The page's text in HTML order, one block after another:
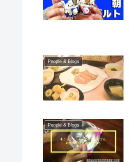
People & Blogs
People & Blogs